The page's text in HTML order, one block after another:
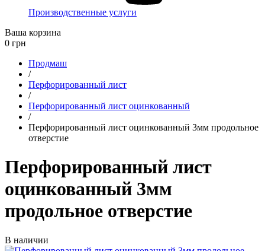
Производственные услуги
Ваша корзина
0 грн
Продмаш
/
Перфорированный лист
/
Перфорированный лист оцинкованный
/
Перфорированный лист оцинкованный 3мм продольное
отверстие
Перфорированный лист
оцинкованный 3мм
продольное отверстие
В наличии